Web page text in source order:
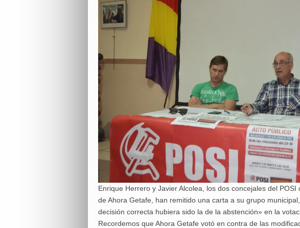
Enrique Herrero y Javier Alcolea, los dos concejales del
de Ahora Getafe, han remitido una carta a su grupo
decisión correcta hubiera sido la de la abstención» en la
Recordemos que Ahora Getafe votó en contra de las